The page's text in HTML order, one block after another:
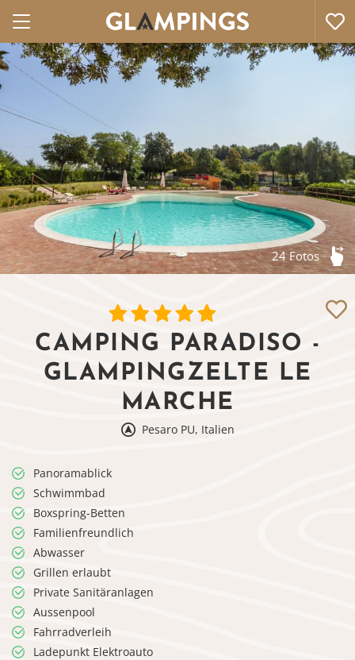
24 Fotos
CAMPING PARADISO -
GLAMPINGZELTE LE
MARCHE
Pesaro PU, Italien
Panoramablick
Schwimmbad
Boxspring-Betten
Familienfreundlich
Abwasser
Grillen erlaubt
Private Sanitäranlagen
Aussenpool
Fahrradverleih
Ladepunkt Elektroauto